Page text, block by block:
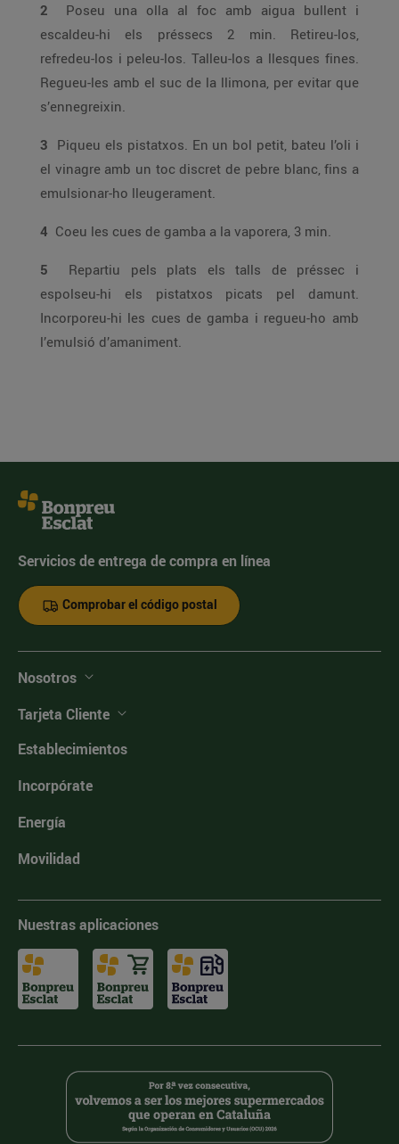
2 Poseu una olla al foc amb aigua bullent i
escaldeu-hi els préssecs 2 min. Retireu-los,
refredeu-los i peleu-los. Talleu-los a llesques fines.
Regueu-les amb el suc de la llimona, per evitar que
s’ennegreixin.
3 Piqueu els pistatxos. En un bol petit, bateu l’oli i
el vinagre amb un toc discret de pebre blanc, fins a
emulsionar-ho lleugerament.
4 Coeu les cues de gamba a la vaporera, 3 min.
5 Repartiu pels plats els talls de préssec i
espolseu-hi els pistatxos picats pel damunt.
Incorporeu-hi les cues de gamba i regueu-ho amb
l’emulsió d’amaniment.
Servicios de entrega de compra en línea
Comprobar el código postal
Nosotros
Tarjeta Cliente
Establecimientos
Incorpórate
Energía
Movilidad
Nuestras aplicaciones